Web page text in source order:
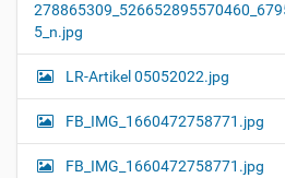
5_n.jpg
LR-Artikel 05052022.jpg
FB_IMG_1660472758771.jpg
FB_IMG_1660472758771.jpg